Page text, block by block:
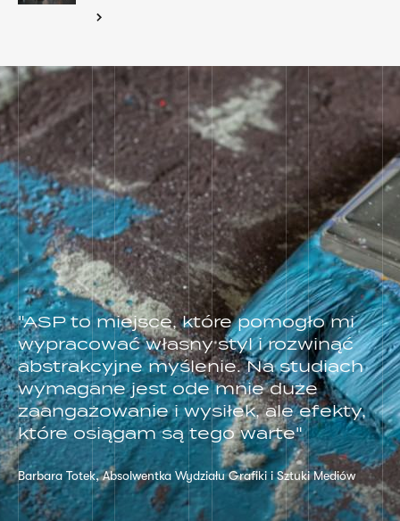
"ASP to miejsce, które pomogło mi
wypracować własny styl i rozwinąć
abstrakcyjne myślenie. Na studiach
wymagane jest ode mnie duże
zaangażowanie i wysiłek, ale efekty,
które osiągam są tego warte"
Barbara Totek, Absolwentka Wydziału Grafiki i Sztuki Mediów